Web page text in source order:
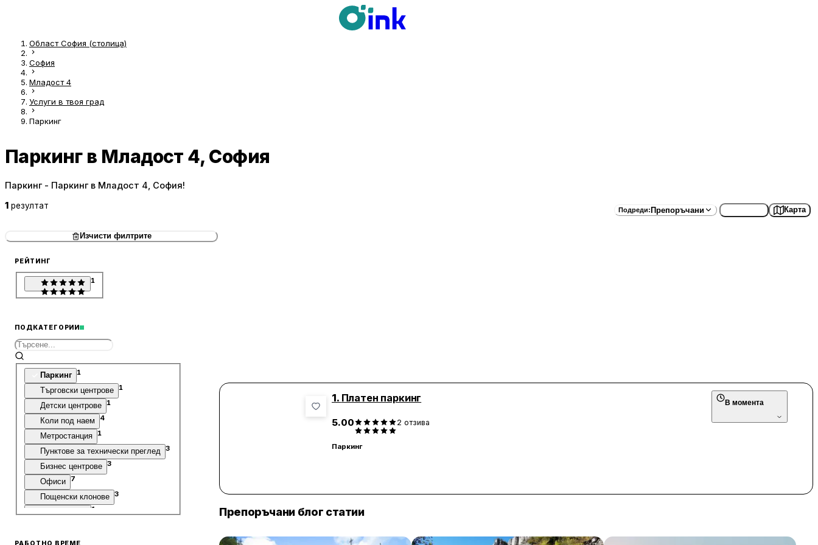
Област София (столица)
София
Младост 4
Услуги в твоя град
Паркинг
Паркинг в Младост 4, София
Паркинг - Паркинг в Младост 4, София!
1 резултат Подреди:Препоръчани Карта
Изчисти филтрите
РЕЙТИНГ
1
ПОДКАТЕГОРИИ
Паркинг 1
Търговски центрове 1
Детски центрове 1
Коли под наем 4
Метростанция 1
Пунктове за технически преглед 3
Бизнес центрове 3
Офиси 7
Пощенски клонове 3
1
1. Платен паркинг
5.00 2 отзива
Паркинг
В момента
Препоръчани блог статии